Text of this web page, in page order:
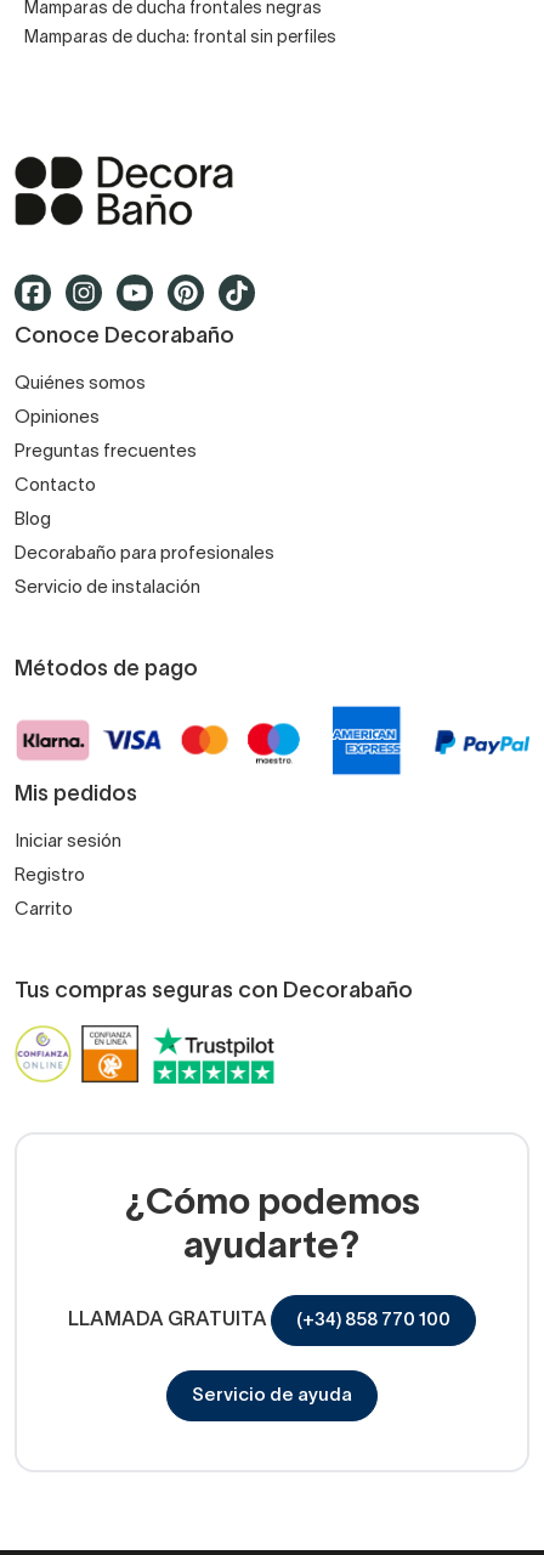
Mamparas de ducha frontales negras
Mamparas de ducha: frontal sin perfiles
Conoce Decorabaño
Quiénes somos
Opiniones
Preguntas frecuentes
Contacto
Blog
Decorabaño para profesionales
Servicio de instalación
Métodos de pago
Mis pedidos
Iniciar sesión
Registro
Carrito
Tus compras seguras con Decorabaño
¿Cómo podemos
ayudarte?
LLAMADA GRATUITA (+34) 858 770 100
Servicio de ayuda